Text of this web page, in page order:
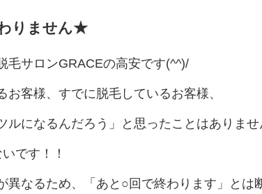
りません★
毛サロンGRACEの高安です(^^)/
お客様、すでに脱毛しているお客様、
ルになるんだろう」と思ったことはありませ
です！！
異なるため、「あと○回で終わります」とは